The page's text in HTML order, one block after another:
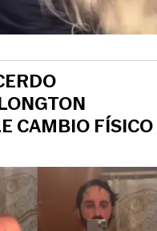
CAMBIO FÍSICO